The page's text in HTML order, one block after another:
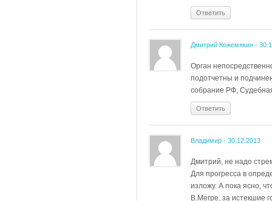
Ответить
Дмитрий Кожемякин -
Орган
подотчетны и
собрание РФ,
Ответить
Владимир - 30.12.2013
Дмитрий, не надо
Для прогресса в
изложу. А пока ясно,
В.Мегре, за истекшие